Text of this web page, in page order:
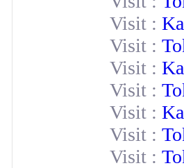
Visit :
Visit :
Visit :
Visit :
Visit :
Visit :
Visit :